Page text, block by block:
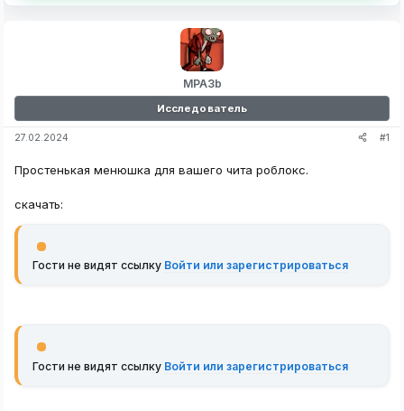
MPA3b
Исследователь
27.02.2024 #1
Простенькая менюшка для вашего чита роблокс.
скачать:
Гости не видят ссылку Войти или зарегистрироваться
Гости не видят ссылку Войти или зарегистрироваться